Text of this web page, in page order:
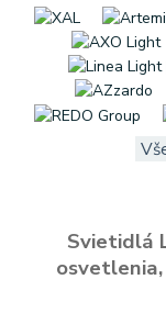
Svietidlá